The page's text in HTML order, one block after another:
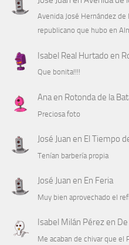
Avenida José Hernández
republicano que hubo en
Isabel Real Hurtado en
Que bonita!!!!
Anaen Rotonda de la
Preciosa foto
José Juan en El Tiempo
Tenían barbería propia
José Juan en En Feria
Muy bien aprovechado el
Isabel Milán Pérezen
Me acaban de chivar que el